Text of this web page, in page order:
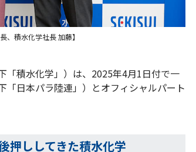
、積水化学社長 加藤】
「積水化学」）は、2025年4月1日付で一
日本パラ陸連」）とオフィシャルパート
押ししてきた積水化学